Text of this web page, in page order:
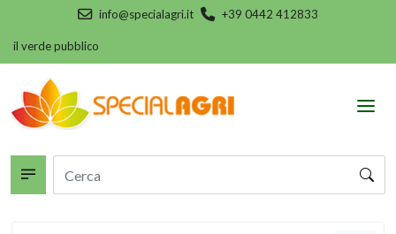
info@specialagri.it +39 0442 412833
verde pubblico